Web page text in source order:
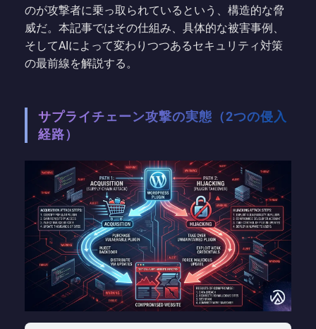
のが攻撃者に乗っ取られているという、構造的な脅
威だ。本記事ではその仕組み、具体的な被害事例、
そしてAIによって変わりつつあるセキュリティ対策
の最前線を解説する。
サプライチェーン攻撃の実態（2つの侵入
経路）